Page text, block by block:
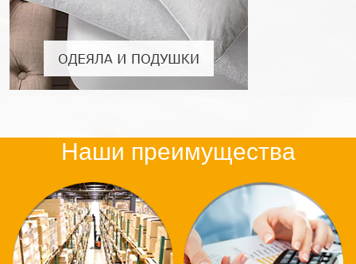
Наши преимущества